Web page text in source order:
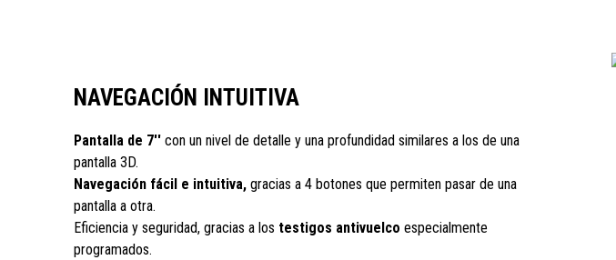
NAVEGACIÓN INTUITIVA
Pantalla de 7''con un nivel de detalle y una profundidad similares a los de una
pantalla 3D.
Navegación fácil e intuitiva,gracias a 4 botones que permiten pasar de una
pantalla a otra.
Eficiencia y seguridad, gracias a los testigos antivuelco especialmente
programados.